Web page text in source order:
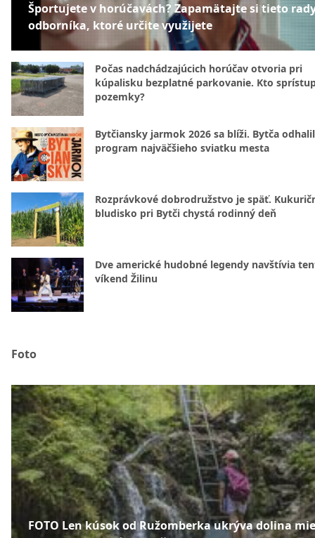
Športujete v horúčavách? Zapamätajte si tieto
odborníka, ktoré určite využijete
Počas nadchádzajúcich horúčav otvoria pri
kúpalisku bezplatné parkovanie. Kto
pozemky?
Bytčiansky jarmok 2026 sa blíži. Bytča
program najväčšieho sviatku mesta
Rozprávkové dobrodružstvo je späť.
bludisko pri Bytči chystá rodinný deň
Dve americké hudobné legendy navštívia
víkend Žilinu
Foto
FOTO Len kúsok od Ružomberka ukrýva dolina